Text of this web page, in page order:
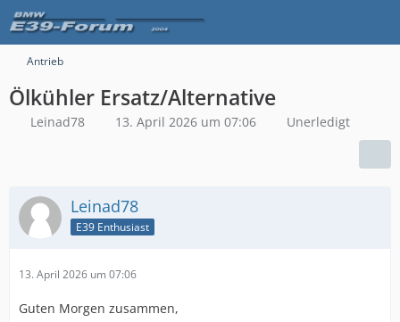
Antrieb
Ölkühler Ersatz/Alternative
Leinad78 13. April 2026 um 07:06 Unerledigt
Leinad78
E39 Enthusiast
13. April 2026 um 07:06
Guten Morgen zusammen,